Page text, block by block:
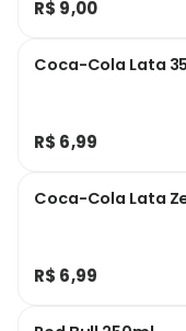
R$ 9,00
Coca-Cola Lata
R$ 6,99
Coca-Cola Lata
R$ 6,99